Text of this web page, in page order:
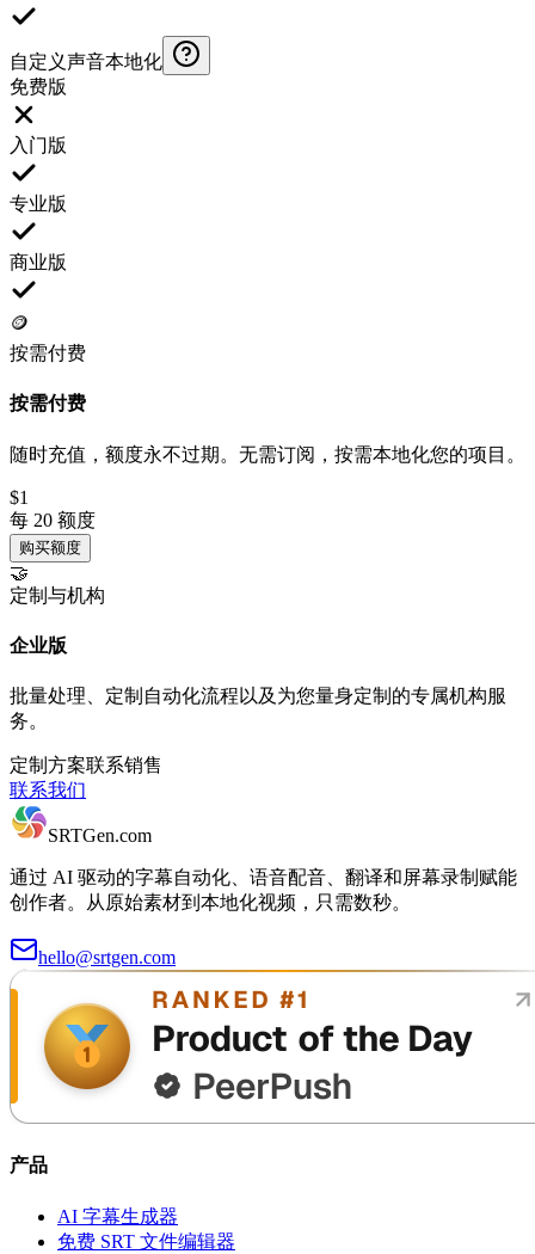
自定义声音本地化
免费版
入门版
专业版
商业版
🪙
按需付费
按需付费
随时充值，额度永不过期 。无需订阅，按需本地化您的项目。
$1
每 20 额度
购买额度
🤝
定制与机构
企业版
批量处理、定制自动化流程以及为您量身定制的专属机构服
务。
定制方案联系销售
联系我们
SRTGen.com
通过 AI 驱动的字幕自动化、语音配音、翻译和屏幕录制赋能
创作者。从原始素材到本地化视频，只需数秒。
hello@srtgen.com
产品
AI 字幕生成器
免费 SRT 文件编辑器